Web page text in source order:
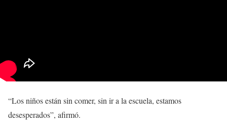
“Los niños están sin comer, sin ir a la escuela, estamos
desesperados”, afirmó.